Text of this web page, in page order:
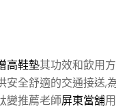
高鞋墊其功效和飲用
安全舒適的交通接送,
變推薦老師屏東當舖